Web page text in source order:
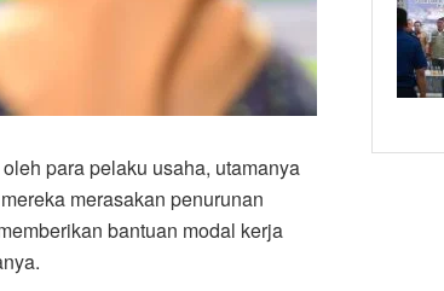
para pelaku usaha, utamanya
merasakan penurunan
bantuan modal kerja